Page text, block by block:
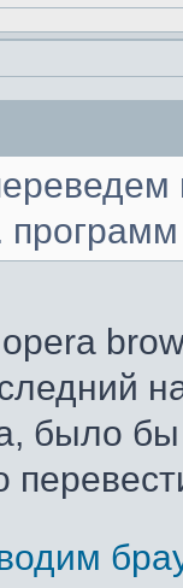
было